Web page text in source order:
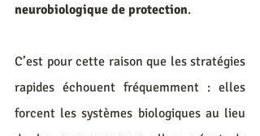
neurobiologique de protection.
C’est pour cette raison que les stratégies
rapides échouent fréquemment : elles
forcent les systèmes biologiques au lieu